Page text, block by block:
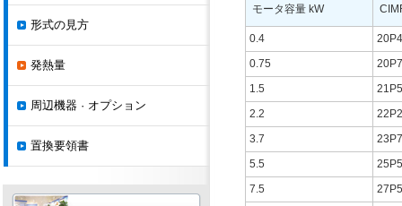
モータ容量 kW
0.4
20P4
0.75
20P7
1.5
21P5
2.2
22P2
3.7
23P7
5.5
25P5
7.5
27P5
形式の見方
発熱量
周辺機器 · オプション
置換要領書